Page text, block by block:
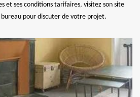
et ses conditions tarifaires, visitez son site
bureau pour discuter de votre projet.